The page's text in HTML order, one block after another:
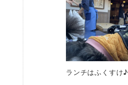
ランチはふくすけ♪